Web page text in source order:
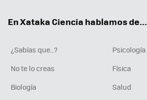
En Xataka Ciencia hablamos de...
¿Sabías que...?
Psicología
No te lo creas
Física
Biología
Salud